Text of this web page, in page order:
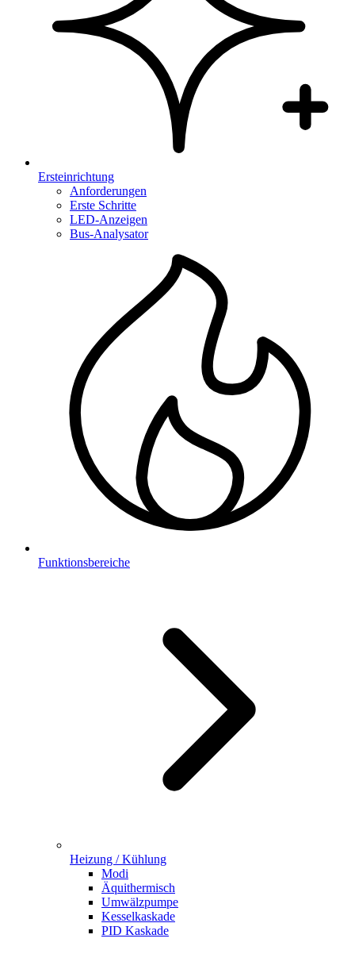
Ersteinrichtung
Anforderungen
Erste Schritte
LED-Anzeigen
Bus-Analysator
Funktionsbereiche
Heizung / Kühlung
Modi
Äquithermisch
Umwälzpumpe
Kesselkaskade
PID Kaskade